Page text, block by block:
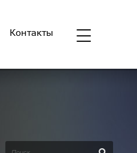
Контакты